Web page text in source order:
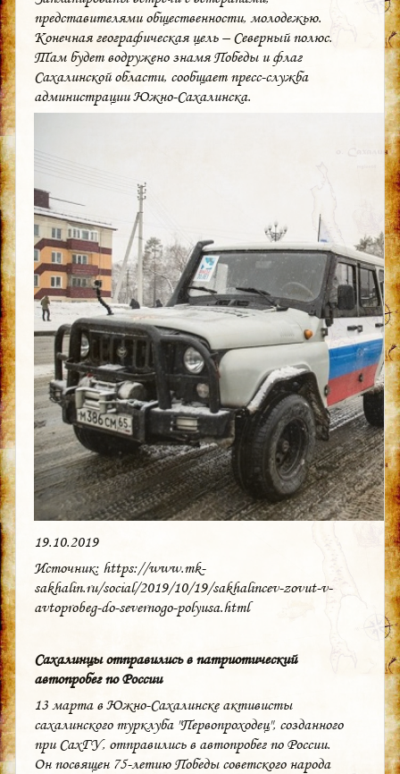
представителями общественности, молодежью.
Конечная географическая цель – Северный полюс.
Там будет водружено знамя Победы и флаг
Сахалинской области, сообщает пресс-служба
администрации Южно-Сахалинска.
19.10.2019
Источник: https://www.mk-
sakhalin.ru/social/2019/10/19/sakhalincev-zovut-v-
avtoprobeg-do-severnogo-polyusa.html
Сахалинцы отправились в патриотический
автопробег по России
13 марта в Южно-Сахалинске активисты
сахалинского турклуба "Первопроходец", созданного
при СахГУ, отправились в автопробег по России.
Он посвящен 75-летию Победы советского народа